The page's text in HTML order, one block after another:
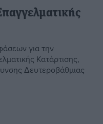
για την
Κατάρτισης,
Δευτεροβάθμιας